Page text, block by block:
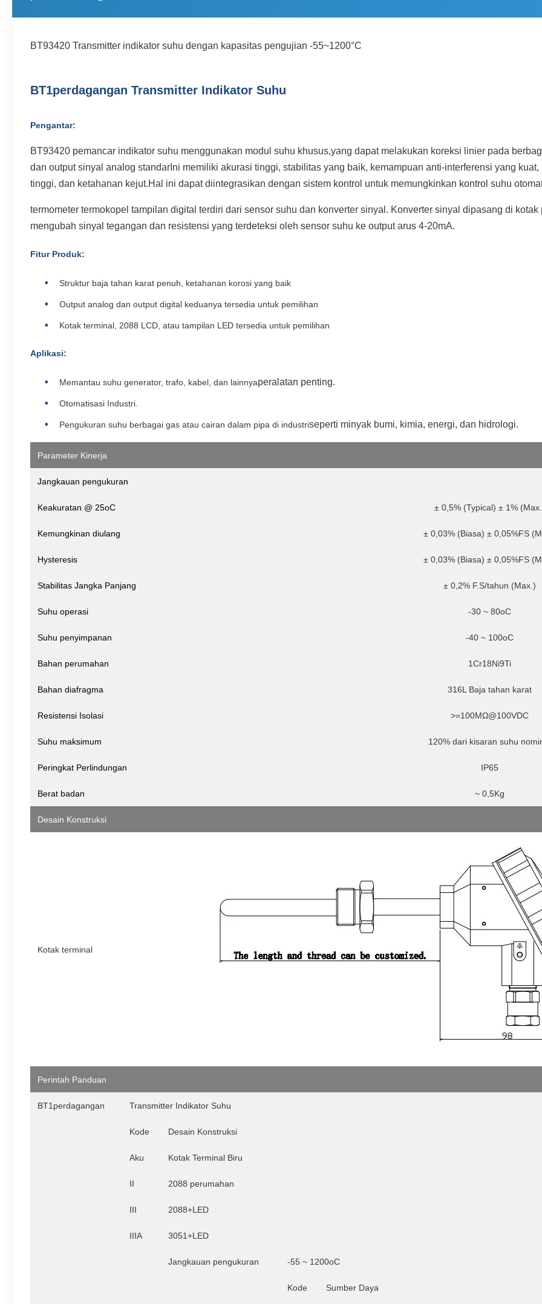
BT93420 Transmitter indikator suhu dengan kapasitas pengujian -55~1200°C
BT1perdagangan Transmitter Indikator Suhu
Pengantar:
BT93420 pemancar indikator suhu menggunakan modul suhu khusus,yang dapat melakukan koreksi linier pada
dan output sinyal analog standarIni memiliki akurasi tinggi, stabilitas yang baik, kemampuan anti-interferensi yang
tinggi, dan ketahanan kejut.Hal ini dapat diintegrasikan dengan sistem kontrol untuk memungkinkan kontrol suhu
termometer termokopel tampilan digital terdiri dari sensor suhu dan konverter sinyal. Konverter sinyal dipasang di
mengubah sinyal tegangan dan resistensi yang terdeteksi oleh sensor suhu ke output arus 4-20mA.
Fitur Produk:
Struktur baja tahan karat penuh, ketahanan korosi yang baik
Output analog dan output digital keduanya tersedia untuk pemilihan
Kotak terminal, 2088 LCD, atau tampilan LED tersedia untuk pemilihan
Aplikasi:
Memantau suhu generator, trafo, kabel, dan lainnyaperalatan penting.
Otomatisasi Industri.
Pengukuran suhu berbagai gas atau cairan dalam pipa di industriseperti minyak bumi, kimia, energi, dan hidrologi.
Parameter Kinerja
Jangkauan pengukuran
Keakuratan @ 25oC ± 0,5% (Typical) ± 1%
Kemungkinan diulang ± 0,03% (Biasa) ± 0,05%FS
Hysteresis ± 0,03% (Biasa) ± 0,05%FS
Stabilitas Jangka Panjang ± 0,2% F.S/tahun (Max.)
Suhu operasi -30 ~ 80oC
Suhu penyimpanan -40 ~ 100oC
Bahan perumahan 1Cr18Ni9Ti
Bahan diafragma 316L Baja tahan karat
Resistensi Isolasi >=100MΩ@100VDC
Suhu maksimum 120% dari kisaran suhu
Peringkat Perlindungan IP65
Berat badan ~ 0,5Kg
Desain Konstruksi
Kotak terminal
Perintah Panduan
BT1perdagangan Transmitter Indikator Suhu
Kode Desain Konstruksi
Aku Kotak Terminal Biru
II 2088 perumahan
III 2088+LED
IIIA 3051+LED
Jangkauan pengukuran -55 ~ 1200oC
Kode Sumber Daya